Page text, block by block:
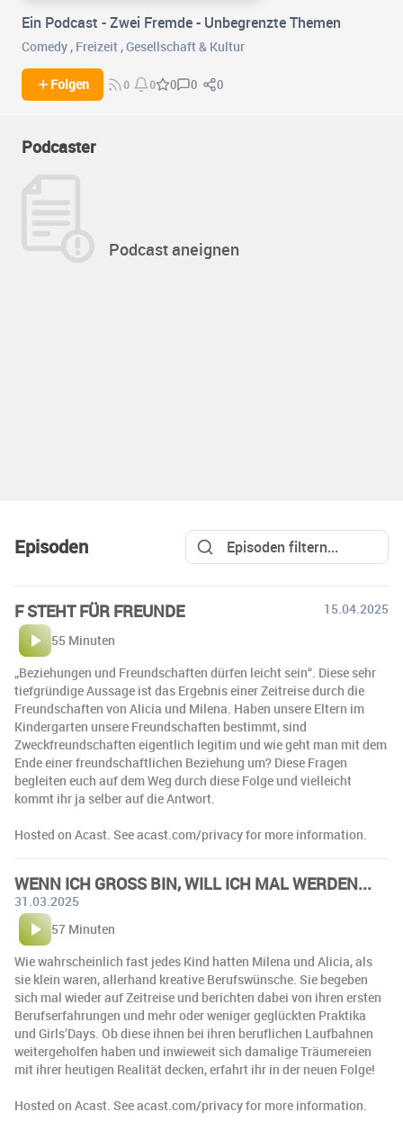
Ein Podcast - Zwei Fremde - Unbegrenzte Themen
Comedy , Freizeit ,Gesellschaft & Kultur
Folgen 0 0 0 0 0
Podcaster
Podcast aneignen
Episoden
F STEHT FÜR FREUNDE
15.04.2025
55 Minuten
„Beziehungen und Freundschaften dürfen leicht sein“. Diese sehr
tiefgründige Aussage ist das Ergebnis einer Zeitreise durch die
Freundschaften von Alicia und Milena. Haben unsere Eltern im
Kindergarten unsere Freundschaften bestimmt, sind
Zweckfreundschaften eigentlich legitim und wie geht man mit dem
Ende einer freundschaftlichen Beziehung um? Diese Fragen
begleiten euch auf dem Weg durch diese Folge und vielleicht
kommt ihr ja selber auf die Antwort.
Hosted on Acast. See acast.com/privacy for more information.
WENN ICH GROSS BIN, WILL ICH MAL WERDEN...
31.03.2025
57 Minuten
Wie wahrscheinlich fast jedes Kind hatten Milena und Alicia, als
sie klein waren, allerhand kreative Berufswünsche. Sie begeben
sich mal wieder auf Zeitreise und berichten dabei von ihren ersten
Berufserfahrungen und mehr oder weniger geglückten Praktika
und Girls’Days. Ob diese ihnen bei ihren beruflichen Laufbahnen
weitergeholfen haben und inwieweit sich damalige Träumereien
mit ihrer heutigen Realität decken, erfahrt ihr in der neuen Folge!
Hosted on Acast. See acast.com/privacy for more information.